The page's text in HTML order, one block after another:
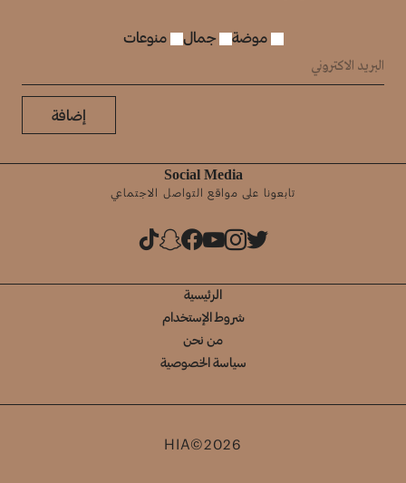
موضة جمال منوعات
إضافة
Social Media
تابعونا على مواقع التواصل الاجتماعي
الرئيسية
شروط الإستخدام
من نحن
سياسة الخصوصية
HIA©2026